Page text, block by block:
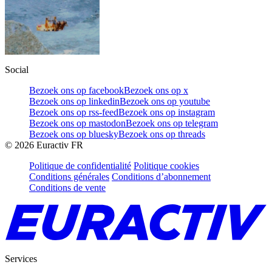
Social
Bezoek ons op facebookBezoek ons op x
Bezoek ons op linkedinBezoek ons op youtube
Bezoek ons op rss-feedBezoek ons op instagram
Bezoek ons op mastodonBezoek ons op telegram
Bezoek ons op blueskyBezoek ons op threads
© 2026 Euractiv FR
Politique de confidentialité Politique cookies
Conditions générales Conditions d’abonnement
Conditions de vente
Services